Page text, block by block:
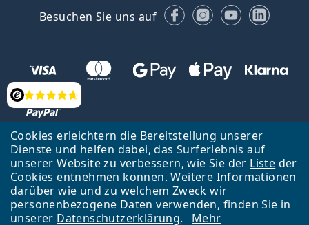
Cookies erleichtern die Bereitstellung unserer
Dienste und helfen dabei, das Surferlebnis auf
unserer Website zu verbessern, wie Sie der Liste der
Cookies entnehmen können. Weitere Informationen
darüber wie und zu welchem Zweck wir
personenbezogene Daten verwenden, finden Sie in
unserer Datenschutzerklärung. Mehr
Bewertung
Besuchen Sie uns auf FacebookInstagram
YouTube
Zurück zur Hauptseite Nach oben
Français
Lentiamo s.r.o., Tschechien ist Eigentümer und Betreiber des Online-
Shops Lentiamo.ch
Seit 18 Jahren sind wir für Sie da.